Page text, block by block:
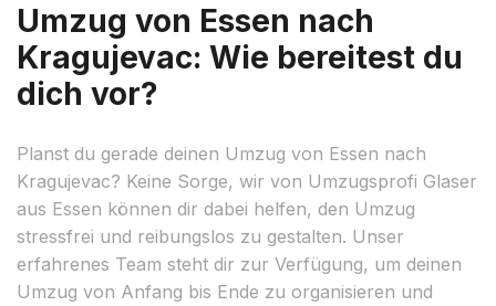
Umzug von Essen nach
Kragujevac: Wie bereitest du
dich vor?
Planst du gerade deinen Umzug von Essen nach
Kragujevac? Keine Sorge, wir von Umzugsprofi Glaser
aus Essen können dir dabei helfen, den Umzug
stressfrei und reibungslos zu gestalten. Unser
erfahrenes Team steht dir zur Verfügung, um deinen
Umzug von Anfang bis Ende zu organisieren und